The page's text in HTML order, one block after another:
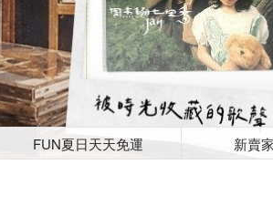
FUN夏日天天免運 新賣